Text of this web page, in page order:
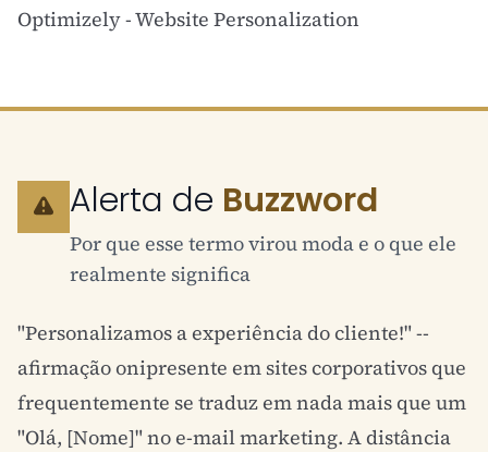
Optimizely - Website Personalization
Alerta de Buzzword
Por que esse termo virou moda e o que ele
realmente significa
"Personalizamos a experiência do cliente!" --
afirmação onipresente em sites corporativos que
frequentemente se traduz em nada mais que um
"Olá, [Nome]" no e-mail marketing. A distância